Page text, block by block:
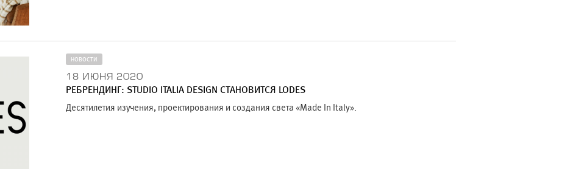
НОВОСТИ
18 ИЮНЯ 2020
РЕБРЕНДИНГ: STUDIO ITALIA DESIGN СТАНОВИТСЯ LODES
Десятилетия изучения, проектирования и создания света «Made In Italy».